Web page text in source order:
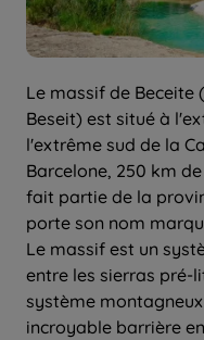
Le massif de Beceite
Beseit) est situé à
l'extrême sud de la
Barcelone, 250 km
fait partie de la
porte son nom
Le massif est un
entre les sierras pré-
système
incroyable barrière